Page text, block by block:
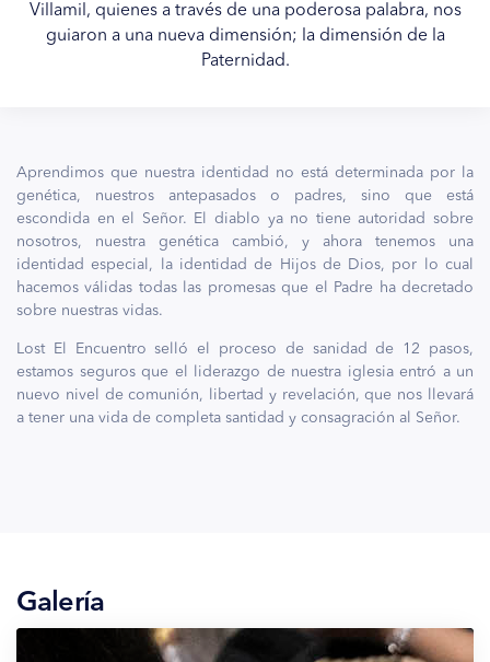
Villamil, quienes a través de una poderosa palabra, nos
guiaron a una nueva dimensión; la dimensión de la
Paternidad.
Aprendimos que nuestra identidad no está determinada por la
genética, nuestros antepasados o padres, sino que está
escondida en el Señor. El diablo ya no tiene autoridad sobre
nosotros, nuestra genética cambió, y ahora tenemos una
identidad especial, la identidad de Hijos de Dios, por lo cual
hacemos válidas todas las promesas que el Padre ha decretado
sobre nuestras vidas.
Lost El Encuentro selló el proceso de sanidad de 12 pasos,
estamos seguros que el liderazgo de nuestra iglesia entró a un
nuevo nivel de comunión, libertad y revelación, que nos llevará
a tener una vida de completa santidad y consagración al Señor.
Galería